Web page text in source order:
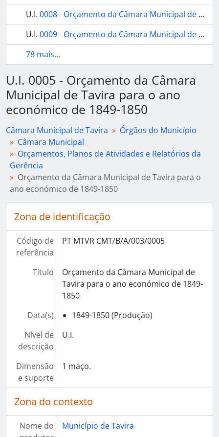
U.I. 0008 - Orçamento da Câmara Municipal de Tavira para o ano económico de 1852-1853
U.I. 0009 - Orçamento da Câmara Municipal de Tavira para o ano económico de 1866-1867
78 mais...
U.I. 0005 - Orçamento da Câmara
Municipal de Tavira para o ano
económico de 1849-1850
Câmara Municipal de Tavira
Órgãos do Município
Câmara Municipal
Orçamentos, Planos de Atividades e Relatórios da
Gerência
Orçamento da Câmara Municipal de Tavira para o
ano económico de 1849-1850
Zona de identificação
Código de
referência
PT MTVR CMT/B/A/003/0005
Título
Orçamento da Câmara Municipal de
Tavira para o ano económico de 1849-
1850
Data(s)
1849-1850 (Produção)
Nível de
descrição
U.I.
Dimensão
e suporte
1 maço.
Zona do contexto
Nome do
Município de Tavira